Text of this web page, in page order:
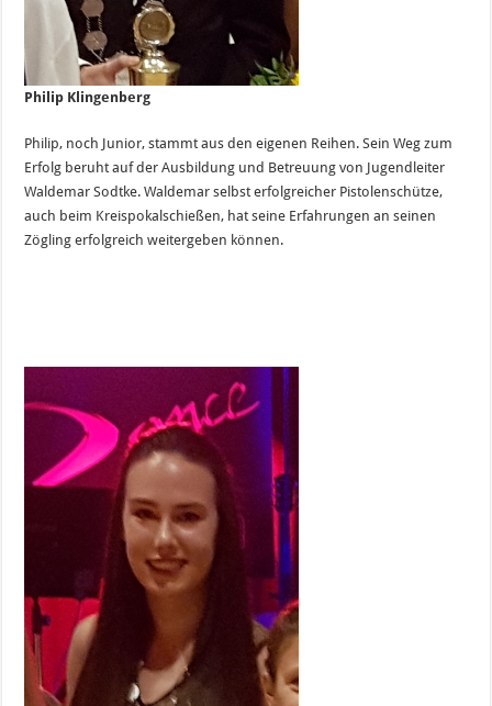
Philip Klingenberg
Philip, noch Junior, stammt aus den eigenen Reihen. Sein Weg zum
Erfolg beruht auf der Ausbildung und Betreuung von Jugendleiter
Waldemar Sodtke. Waldemar selbst erfolgreicher Pistolenschütze,
auch beim Kreispokalschießen, hat seine Erfahrungen an seinen
Zögling erfolgreich weitergeben können.